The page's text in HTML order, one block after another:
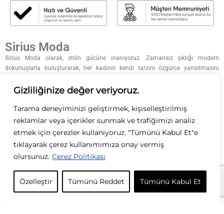
Gizliliğinize değer veriyoruz.
Tarama deneyiminizi geliştirmek, kişiselleştirilmiş
reklamlar veya içerikler sunmak ve trafiğimizi analiz
etmek için çerezler kullanıyoruz. "Tümünü Kabul Et"e
tıklayarak çerez kullanımımıza onay vermiş
olursunuz. Çerez Politikası
Özelleştir Tümünü Reddet Tümünü Kabul Et
Sirius Moda
Sirius Moda olarak, stilin gücüne inanıyoruz. Zamansız şıklığı modern
dokunuşlarla buluşturarak, her kadının kendi tarzını özgürce yansıtmasını
koleksiyonumuzda ilham verici parçalar sunuyoruz. Moda bizim tutkumuz, siz
KURUMSAL
KATEGORİLER
İLETİŞİM